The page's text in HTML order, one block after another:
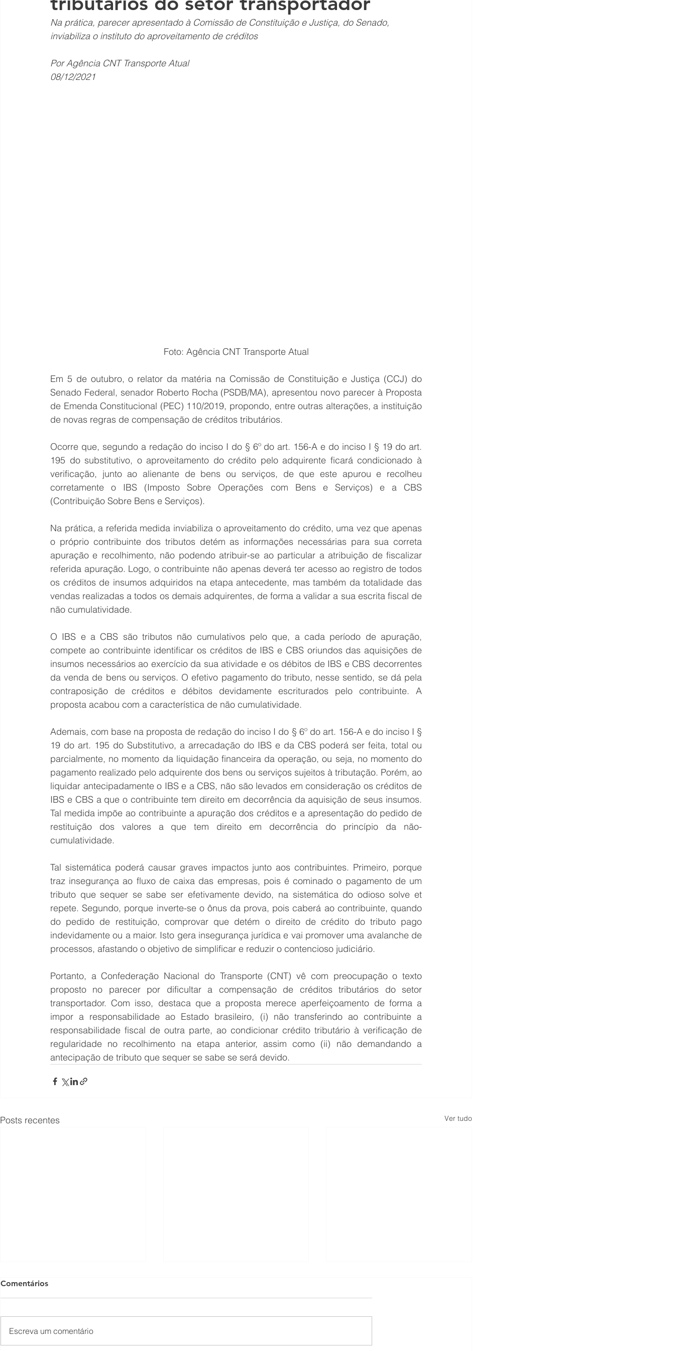
Na prática, parecer apresentado à Comissão de Constituição e Justiça, do Senado,
inviabiliza o instituto do aproveitamento de créditos
Por Agência CNT Transporte Atual
08/12/2021
Foto: Agência CNT Transporte Atual
Em 5 de outubro, o relator da matéria na Comissão de Constituição e Justiça (CCJ) do
Senado Federal, senador Roberto Rocha (PSDB/MA), apresentou novo parecer à Proposta
de Emenda Constitucional (PEC) 110/2019, propondo, entre outras alterações, a instituição
de novas regras de compensação de créditos tributários.
Ocorre que, segundo a redação do inciso I do § 6º do art. 156-A e do inciso I § 19 do art.
195 do substitutivo, o aproveitamento do crédito pelo adquirente ficará condicionado à
verificação, junto ao alienante de bens ou serviços, de que este apurou e recolheu
corretamente o IBS (Imposto Sobre Operações com Bens e Serviços) e a CBS
(Contribuição Sobre Bens e Serviços).
Na prática, a referida medida inviabiliza o aproveitamento do crédito, uma vez que apenas
o próprio contribuinte dos tributos detém as informações necessárias para sua correta
apuração e recolhimento, não podendo atribuir-se ao particular a atribuição de fiscalizar
referida apuração. Logo, o contribuinte não apenas deverá ter acesso ao registro de todos
os créditos de insumos adquiridos na etapa antecedente, mas também da totalidade das
vendas realizadas a todos os demais adquirentes, de forma a validar a sua escrita fiscal de
não cumulatividade.
O IBS e a CBS são tributos não cumulativos pelo que, a cada período de apuração,
compete ao contribuinte identificar os créditos de IBS e CBS oriundos das aquisições de
insumos necessários ao exercício da sua atividade e os débitos de IBS e CBS decorrentes
da venda de bens ou serviços. O efetivo pagamento do tributo, nesse sentido, se dá pela
contraposição de créditos e débitos devidamente escriturados pelo contribuinte. A
proposta acabou com a característica de não cumulatividade.
Ademais, com base na proposta de redação do inciso I do § 6º do art. 156-A e do inciso I §
19 do art. 195 do Substitutivo, a arrecadação do IBS e da CBS poderá ser feita, total ou
parcialmente, no momento da liquidação financeira da operação, ou seja, no momento do
pagamento realizado pelo adquirente dos bens ou serviços sujeitos à tributação. Porém, ao
liquidar antecipadamente o IBS e a CBS, não são levados em consideração os créditos de
IBS e CBS a que o contribuinte tem direito em decorrência da aquisição de seus insumos.
Tal medida impõe ao contribuinte a apuração dos créditos e a apresentação do pedido de
restituição dos valores a que tem direito em decorrência do princípio da não-
cumulatividade.
Tal sistemática poderá causar graves impactos junto aos contribuintes. Primeiro, porque
traz insegurança ao fluxo de caixa das empresas, pois é cominado o pagamento de um
tributo que sequer se sabe ser efetivamente devido, na sistemática do odioso solve et
repete. Segundo, porque inverte-se o ônus da prova, pois caberá ao contribuinte, quando
do pedido de restituição, comprovar que detém o direito de crédito do tributo pago
indevidamente ou a maior. Isto gera insegurança jurídica e vai promover uma avalanche de
processos, afastando o objetivo de simplificar e reduzir o contencioso judiciário.
Portanto, a Confederação Nacional do Transporte (CNT) vê com preocupação o texto
proposto no parecer por dificultar a compensação de créditos tributários do setor
transportador. Com isso, destaca que a proposta merece aperfeiçoamento de forma a
impor a responsabilidade ao Estado brasileiro, (i) não transferindo ao contribuinte a
responsabilidade fiscal de outra parte, ao condicionar crédito tributário à verificação de
regularidade no recolhimento na etapa anterior, assim como (ii) não demandando a
antecipação de tributo que sequer se sabe se será devido.
Posts recentes Ver tudo
Comentários
Escreva um comentário